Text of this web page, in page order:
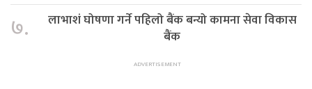
७.
लाभाशं घोषणा गर्ने पहिलो बैंक बन्यो कामना सेवा विकास
बैंक